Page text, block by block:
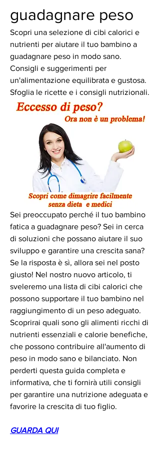
guadagnare peso
Scopri una selezione di cibi calorici e
nutrienti per aiutare il tuo bambino a
guadagnare peso in modo sano.
Consigli e suggerimenti per
un'alimentazione equilibrata e gustosa.
Sfoglia le ricette e i consigli nutrizionali.
Sei preoccupato perché il tuo bambino
fatica a guadagnare peso? Sei in cerca
di soluzioni che possano aiutare il suo
sviluppo e garantire una crescita sana?
Se la risposta è sì, allora sei nel posto
giusto! Nel nostro nuovo articolo, ti
sveleremo una lista di cibi calorici che
possono supportare il tuo bambino nel
raggiungimento di un peso adeguato.
Scoprirai quali sono gli alimenti ricchi di
nutrienti essenziali e calorie benefiche,
che possono contribuire all'aumento di
peso in modo sano e bilanciato. Non
perderti questa guida completa e
informativa, che ti fornirà utili consigli
per garantire una nutrizione adeguata e
favorire la crescita di tuo figlio.
GUARDA QUI